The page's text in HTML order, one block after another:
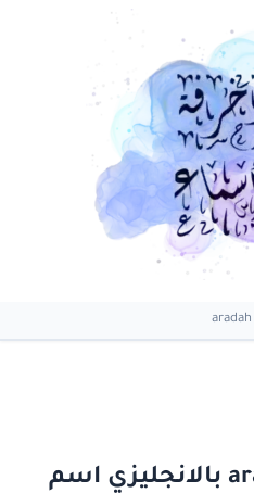
زخرفة اسم aradah بالانجليزي اسم